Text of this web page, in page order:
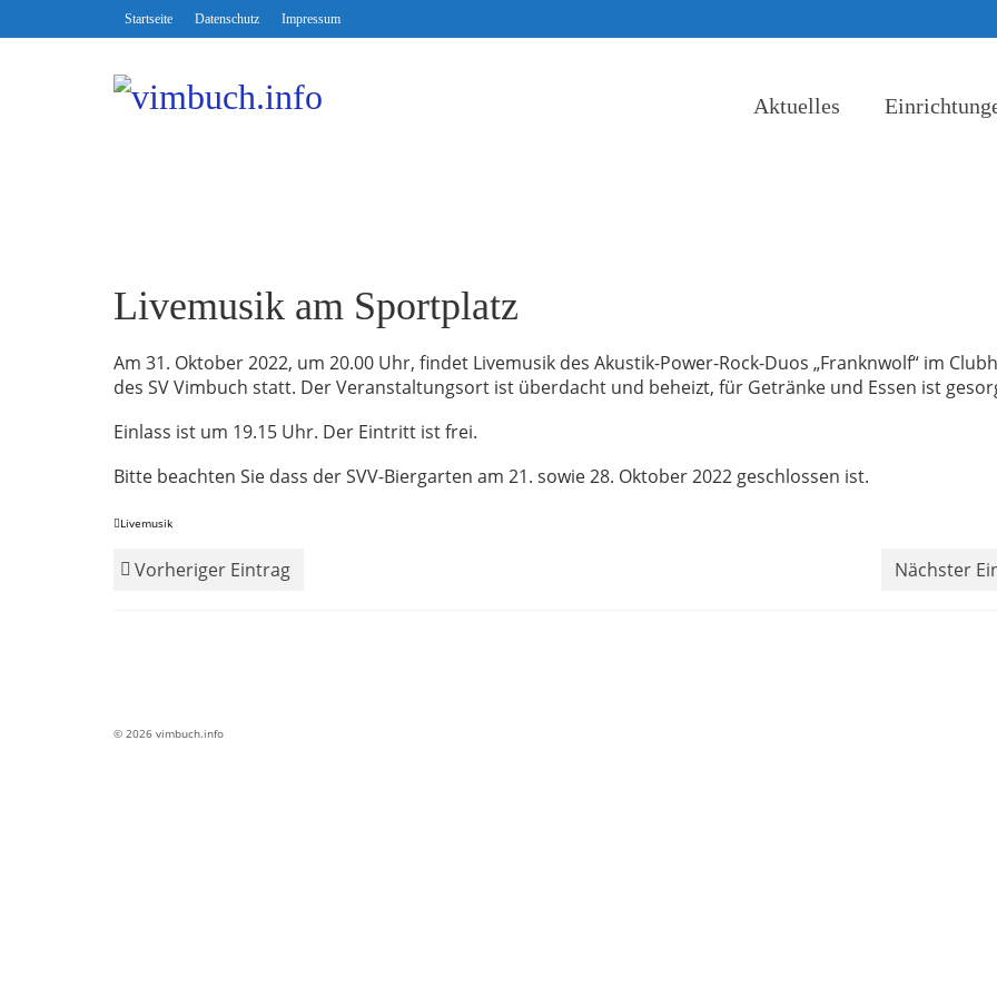
Startseite Datenschutz Impressum
Aktuelles
Livemusik am Sportplatz
Am 31. Oktober 2022, um 20.00 Uhr, findet Livemusik des Akustik-Power-Rock-Duos „Franknwolf“ im
des SV Vimbuch statt. Der Veranstaltungsort ist überdacht und beheizt, für Getränke und Essen ist
Einlass ist um 19.15 Uhr. Der Eintritt ist frei.
Bitte beachten Sie dass der SVV-Biergarten am 21. sowie 28. Oktober 2022 geschlossen ist.
Livemusik
Vorheriger Eintrag Nächster
© 2026 vimbuch.info